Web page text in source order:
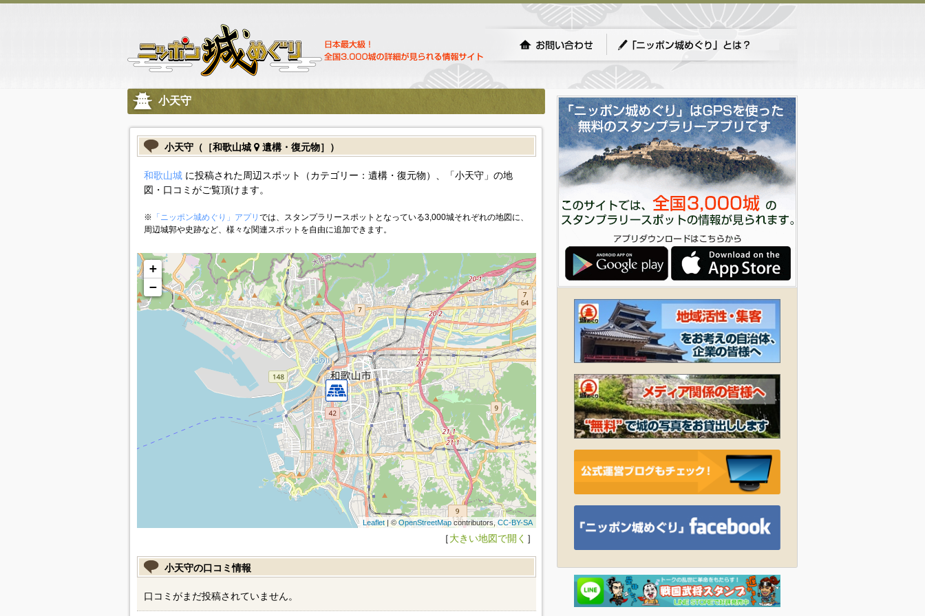
小天守
小天守（［和歌山城 遺構・復元物］）
和歌山城に投稿された周辺スポット（カテゴリー：遺構・復元物）、「小天守」の地
図・口コミがご覧頂けます。
※ 「ニッポン城めぐり」アプリ では、スタンプラリースポットとなっている3,000城それぞれの地図に、
周辺城郭や史跡など、様々な関連スポットを自由に追加できます。
+
−
Leaflet| ©OpenStreetMapcontributors, CC-BY-SA
［大きい地図で開く ］
小天守の口コミ情報
口コミがまだ投稿されていません。